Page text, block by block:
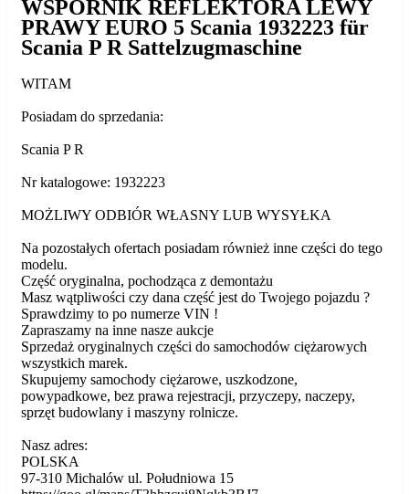
WSPORNIK REFLEKTORA LEWY
PRAWY EURO 5 Scania 1932223 für
Scania P R Sattelzugmaschine
WITAM
Posiadam do sprzedania:
Scania P R
Nr katalogowe: 1932223
MOŻLIWY ODBIÓR WŁASNY LUB WYSYŁKA
Na pozostałych ofertach posiadam również inne części do tego
modelu.
Część oryginalna, pochodząca z demontażu
Masz wątpliwości czy dana część jest do Twojego pojazdu ?
Sprawdzimy to po numerze VIN !
Zapraszamy na inne nasze aukcje
Sprzedaż oryginalnych części do samochodów ciężarowych
wszystkich marek.
Skupujemy samochody ciężarowe, uszkodzone,
powypadkowe, bez prawa rejestracji, przyczepy, naczepy,
sprzęt budowlany i maszyny rolnicze.
Nasz adres:
POLSKA
97-310 Michalów ul. Południowa 15